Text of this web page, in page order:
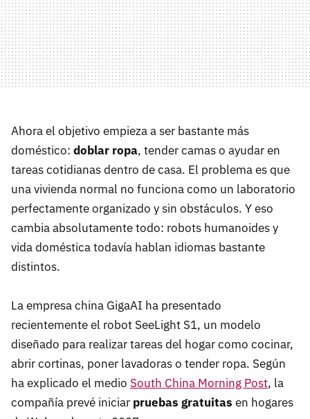
Ahora el objetivo empieza a ser bastante más
doméstico: doblar ropa, tender camas o ayudar en
tareas cotidianas dentro de casa. El problema es que
una vivienda normal no funciona como un laboratorio
perfectamente organizado y sin obstáculos. Y eso
cambia absolutamente todo: robots humanoides y
vida doméstica todavía hablan idiomas bastante
distintos.
La empresa china GigaAI ha presentado
recientemente el robot SeeLight S1, un modelo
diseñado para realizar tareas del hogar como cocinar,
abrir cortinas, poner lavadoras o tender ropa. Según
ha explicado el medio South China Morning Post, la
compañía prevé iniciar pruebas gratuitas en hogares